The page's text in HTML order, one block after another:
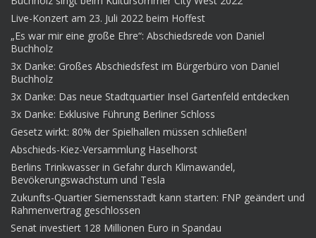
Live-Konzert am 23. Juli 2022 beim Hoffest
„Es war mir eine große Ehre“: Abschiedsrede von Daniel
Buchholz
3x Danke: Großes Abschiedsfest im Bürgerbüro von Daniel
Buchholz
3x Danke: Das neue Stadtquartier Insel Gartenfeld entdecken
3x Danke: Exklusive Führung Berliner Schloss
Gesetz wirkt: 80% der Spielhallen müssen schließen!
Abschieds-Kiez-Versammlung Haselhorst
Berlins Trinkwasser in Gefahr durch Klimawandel,
Bevökerungswachstum und Tesla
Zukunfts-Quartier Siemensstadt kann starten: FNP geändert und
Rahmenvertrag geschlossen
Senat investiert 128 Millionen Euro in Spandau